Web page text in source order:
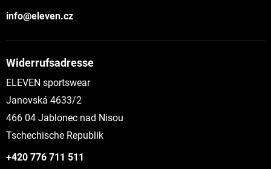
info@eleven.cz
Widerrufsadresse
ELEVEN sportswear
Janovská 4633/2
466 04 Jablonec nad Nisou
Tschechische Republik
+420 776 711 511